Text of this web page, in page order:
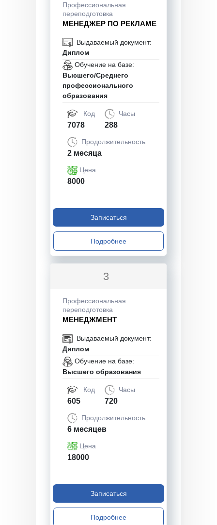
Профессиональная
переподготовка
МЕНЕДЖЕР ПО РЕКЛАМЕ
Выдаваемый документ:
Диплом
Обучение на базе:
Высшего/Среднего
профессионального
образования
Код
7078
Часы
288
Продолжительность
2 месяца
Цена
8000
Записаться
Подробнее
3
Профессиональная
переподготовка
МЕНЕДЖМЕНТ
Выдаваемый документ:
Диплом
Обучение на базе:
Высшего образования
Код
605
Часы
720
Продолжительность
6 месяцев
Цена
18000
Записаться
Подробнее